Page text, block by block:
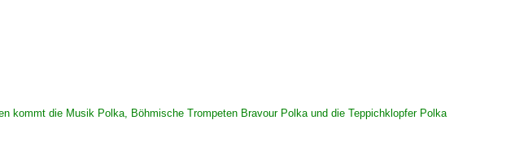
kommt die Musik Polka, Böhmische Trompeten Bravour Polka und die Teppichklopfer Polka